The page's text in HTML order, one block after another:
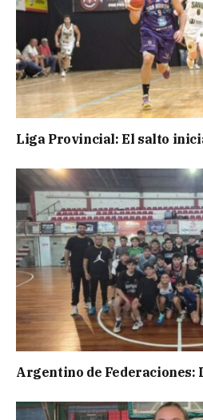
Liga Provincial: El salto
Argentino de Federaciones: